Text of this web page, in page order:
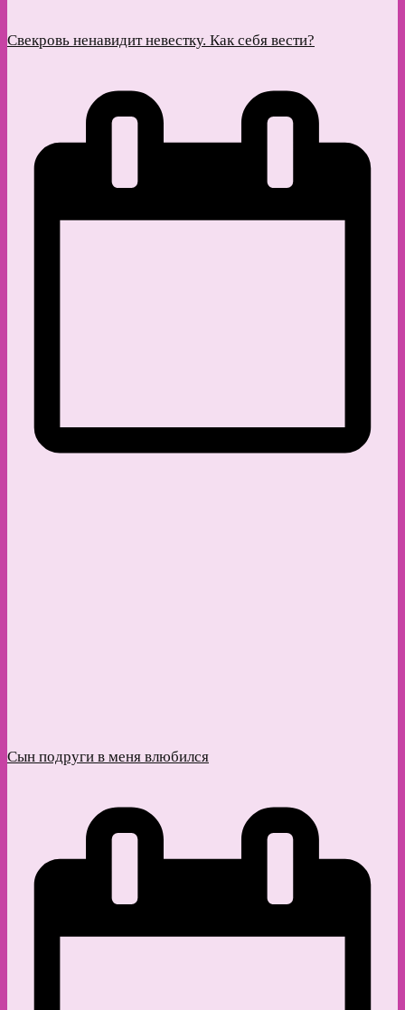
Свекровь ненавидит невестку. Как себя вести?
Сын подруги в меня влюбился